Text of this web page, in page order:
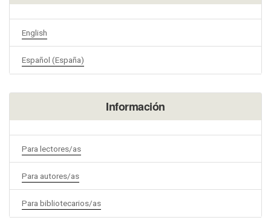
English
Español (España)
Información
Para lectores/as
Para autores/as
Para bibliotecarios/as